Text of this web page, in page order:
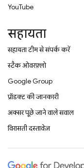
YouTube
सहायता
सहायता टीम से संपर्क करें
स्टैक ओवरफ़्लो
Google Group
प्रॉडक्ट की जानकारी
अक्सर पूछे जाने वाले सवाल
विरासती दस्तावेज़